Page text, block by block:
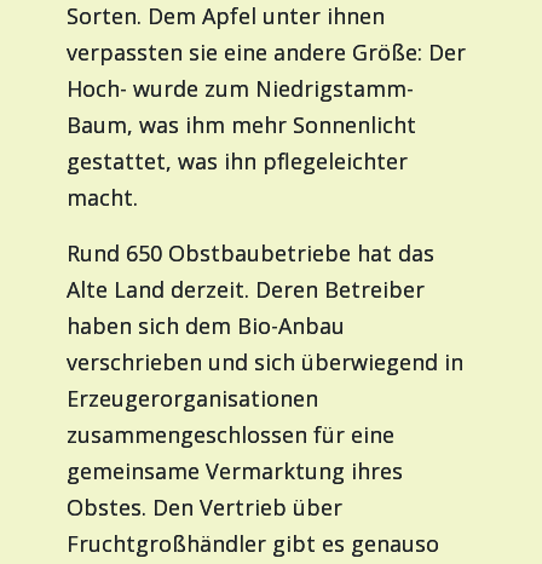
Sorten. Dem Apfel unter ihnen
verpassten sie eine andere Größe: Der
Hoch- wurde zum Niedrigstamm-
Baum, was ihm mehr Sonnenlicht
gestattet, was ihn pflegeleichter
macht.
Rund 650 Obstbaubetriebe hat das
Alte Land derzeit. Deren Betreiber
haben sich dem Bio-Anbau
verschrieben und sich überwiegend in
Erzeugerorganisationen
zusammengeschlossen für eine
gemeinsame Vermarktung ihres
Obstes. Den Vertrieb über
Fruchtgroßhändler gibt es genauso